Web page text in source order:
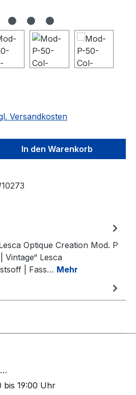
Versandkosten
Gib den
In den Warenkorb
Optique Creation Mod. P
Vintage“ Lesca
| Fass… Mehr
bis 19:00 Uhr